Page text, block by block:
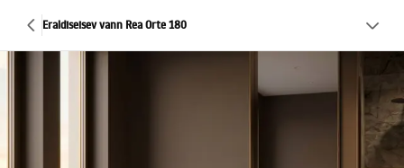
Eraldiseisev vann Rea Orte 180